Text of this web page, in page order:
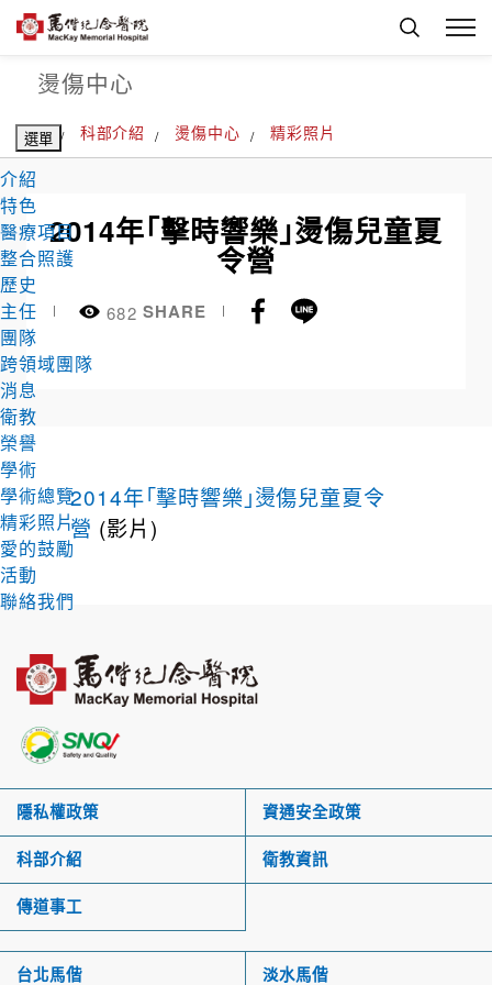
首頁 科部介紹 燙傷中心 精彩照片
燙傷中心
選單
介紹
特色
醫療項目
整合照護
歷史
主任
團隊
跨領域團隊
消息
衛教
榮譽
學術
學術總覽
精彩照片
愛的鼓勵
活動
聯絡我們
2014年「擊時響樂」燙傷兒童夏
令營
682 SHARE Facebook
2014年「擊時響樂」燙傷兒童夏令
營 (影片)
隱私權政策 資通安全政策
科部介紹 衛教資訊
傳道事工
台北馬偕 淡水馬偕